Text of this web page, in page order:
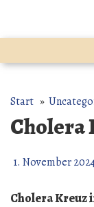
Start »
Cholera
1. November
Cholera Kreuz